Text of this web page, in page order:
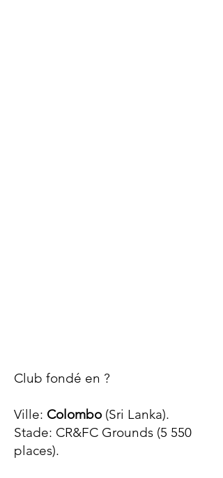
Club fondé en ?
Ville: Colombo (Sri Lanka).
Stade: CR&FC Grounds (5 550
places).